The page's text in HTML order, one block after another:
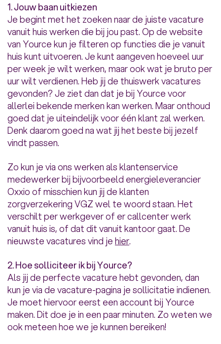
1. Jouw baan uitkiezen
Je begint met het zoeken naar de juiste vacature
vanuit huis werken die bij jou past. Op de website
van Yource kun je filteren op functies die je vanuit
huis kunt uitvoeren. Je kunt aangeven hoeveel uur
per week je wilt werken, maar ook wat je bruto per
uur wilt verdienen. Heb jij de thuiswerk vacatures
gevonden? Je ziet dan dat je bij Yource voor
allerlei bekende merken kan werken. Maar onthoud
goed dat je uiteindelijk voor één klant zal werken.
Denk daarom goed na wat jij het beste bij jezelf
vindt passen.
Zo kun je via ons werken als klantenservice
medewerker bij bijvoorbeeld energieleverancier
Oxxio of misschien kun jij de klanten
zorgverzekering VGZ wel te woord staan. Het
verschilt per werkgever of er callcenter werk
vanuit huis is, of dat dit vanuit kantoor gaat. De
nieuwste vacatures vind jehier.
2. Hoe solliciteer ik bij Yource?
Als jij de perfecte vacature hebt gevonden, dan
kun je via de vacature-pagina je sollicitatie indienen.
Je moet hiervoor eerst een account bij Yource
maken. Dit doe je in een paar minuten. Zo weten we
ook meteen hoe we je kunnen bereiken!